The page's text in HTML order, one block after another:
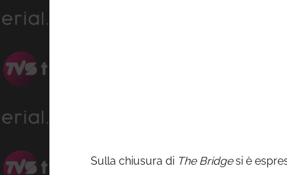
Sulla chiusura di The Bridgesi è